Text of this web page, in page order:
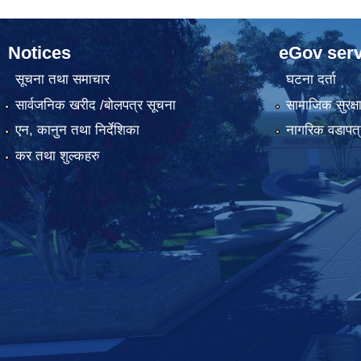
Notices
सूचना तथा समाचार
सार्वजनिक खरीद /बोलपत्र सूचना
एन, कानुन तथा निर्देशिका
कर तथा शुल्कहरु
eGov
घटना दर्ता
सामाजिक सुरक्षा
नागरिक